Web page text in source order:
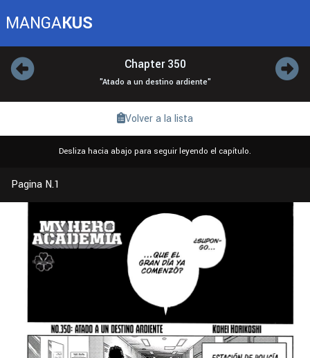
MANGAKUS
Chapter 350
"Atado a un destino ardiente"